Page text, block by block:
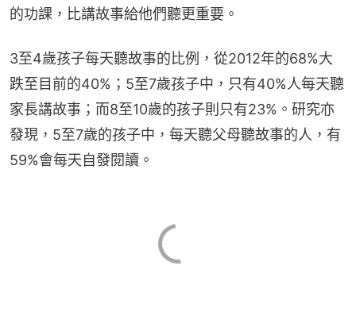
的功課，比講故事給他們聽更重要。
3至4歲孩子每天聽故事的比例，從2012年的68%大
跌至目前的40%；5至7歲孩子中，只有40%人每天聽
家長講故事；而8至10歲的孩子則只有23%。研究亦
發現，5至7歲的孩子中，每天聽父母聽故事的人，有
59%會每天自發閱讀。